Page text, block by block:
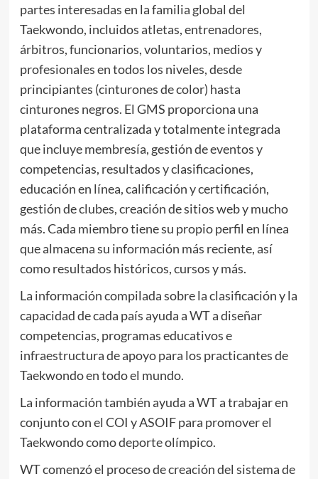
partes interesadas en la familia global del
Taekwondo, incluidos atletas, entrenadores,
árbitros, funcionarios, voluntarios, medios y
profesionales en todos los niveles, desde
principiantes (cinturones de color) hasta
cinturones negros. El GMS proporciona una
plataforma centralizada y totalmente integrada
que incluye membresía, gestión de eventos y
competencias, resultados y clasificaciones,
educación en línea, calificación y certificación,
gestión de clubes, creación de sitios web y mucho
más. Cada miembro tiene su propio perfil en línea
que almacena su información más reciente, así
como resultados históricos, cursos y más.
La información compilada sobre la clasificación y la
capacidad de cada país ayuda a WT a diseñar
competencias, programas educativos e
infraestructura de apoyo para los practicantes de
Taekwondo en todo el mundo.
La información también ayuda a WT a trabajar en
conjunto con el COI y ASOIF para promover el
Taekwondo como deporte olímpico.
WT comenzó el proceso de creación del sistema de